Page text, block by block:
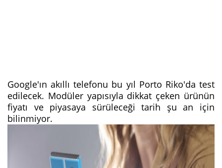
Google'ın akıllı telefonu bu yıl Porto Riko'da test
edilecek. Modüler yapısıyla dikkat çeken ürünün
fiyatı ve piyasaya sürüleceği tarih şu an için
bilinmiyor.